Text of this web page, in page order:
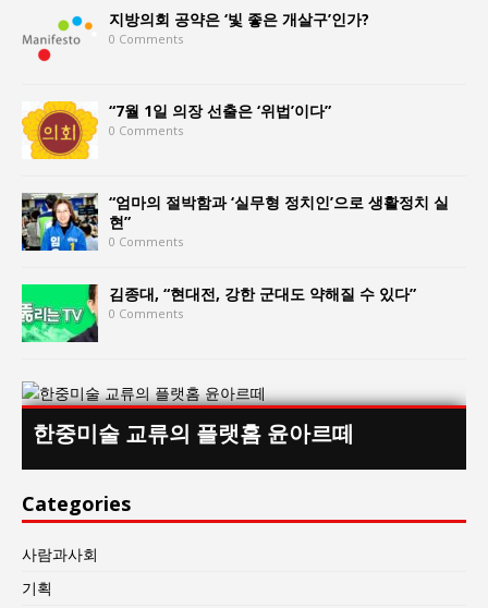
지방의회 공약은 ‘빛 좋은 개살구’인가?
0 Comments
“7월 1일 의장 선출은 ‘위법’이다”
0 Comments
“엄마의 절박함과 ‘실무형 정치인’으로 생활정치 실
현”
0 Comments
김종대, “현대전, 강한 군대도 약해질 수 있다”
0 Comments
한중미술 교류의 플랫홈 윤아르떼
Categories
사람과사회
기획